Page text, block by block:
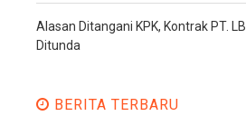
Alasan Ditangani KPK, Kontrak PT. LB
Ditunda
BERITA TERBARU